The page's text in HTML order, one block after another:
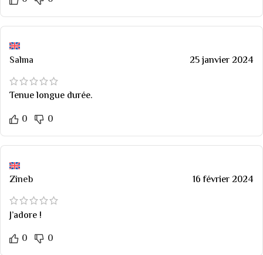
Salma 25 janvier 2024
Tenue longue durée.
0
0
Zineb 16 février 2024
J’adore !
0
0